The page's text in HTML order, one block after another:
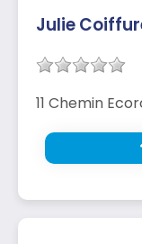
Julie
11 Chemin